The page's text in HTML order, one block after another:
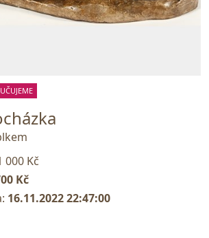
000 Kč
Kč
16.11.2022 22:47:00